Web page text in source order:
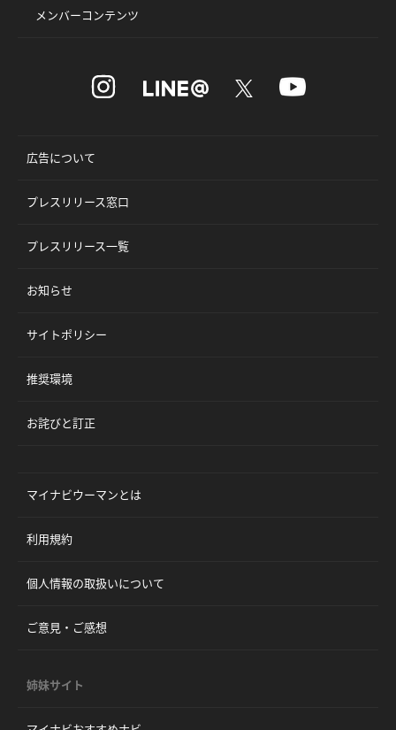
メンバーコンテンツ
広告について
プレスリリース窓口
プレスリリース一覧
お知らせ
サイトポリシー
推奨環境
お詫びと訂正
マイナビウーマンとは
利用規約
個人情報の取扱いについて
ご意見・ご感想
姉妹サイト